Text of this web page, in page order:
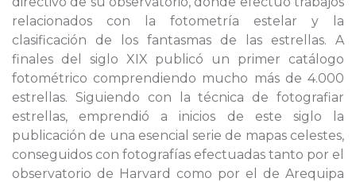
relacionados con la fotometría estelar y la
clasificación de los fantasmas de las estrellas. A
finales del siglo XIX publicó un primer catálogo
fotométrico comprendiendo mucho más de 4.000
estrellas. Siguiendo con la técnica de fotografiar
estrellas, emprendió a inicios de este siglo la
publicación de una esencial serie de mapas celestes,
conseguidos con fotografías efectuadas tanto por el
observatorio de Harvard como por el de Arequipa